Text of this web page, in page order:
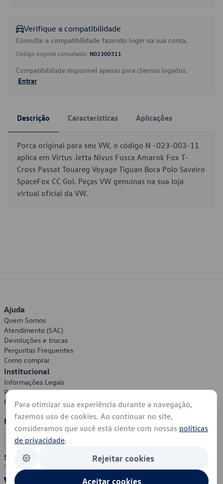
Verifique a compatibilidade
Consulte a compatibilidade fazendo login na sua conta.
Código original consultado: N02300311
Compatibilidade disponível apenas para clientes logados.
Entrar
Descrição Características Aplicações
Porca original para seu VW, o código N -023-003-11
aplica em Virtus Jetta Nivus Fusca Amarok Fox T-
Cross Passat Touareg Voyage Tiguan Bora Polo Saveiro
SpaceFox CC Gol. Peças VW genuínas na sua loja
virtual oficial da VW.
Ajuda
Quem Somos
Atendimento (SAC)
Devoluções e trocas
Perguntas Frequentes
Como comprar
Institucional
Informações Legais
Política de Privacidade
Política de Cookies
Formas de Pagamento
Segurança
Para otimizar sua experiência durante a navegação,
fazemos uso de cookies. Ao continuar no site,
consideramos que você está ciente com nossas políticas
de privacidade.
Rejeitar cookies
Aceitar cookies